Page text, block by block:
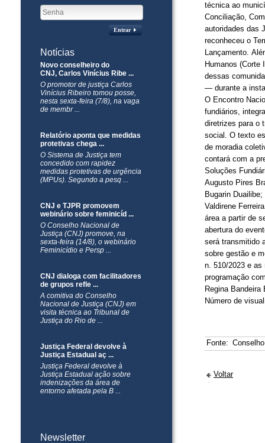
Entrar
Notícias
Novo conselheiro do
CNJ, Carlos Vinícius Ribe ...
O promotor de justiça Carlos
Vinícius Ribeiro tomou posse,
nesta sexta-feira (7/8), na vaga
de membr ...
Relatório aponta que medidas
protetivas chega ...
O Sistema de Justiça tem
concedido com rapidez
medidas protetivas de urgência
(MPUs). Segundo a pesq ...
CNJ e TJPR promovem
webinário sobre feminicíd ...
O Conselho Nacional de
Justiça (CNJ) promove, na
sexta-feira (14/8), o webinário
Feminicídio e Persp ...
CNJ dialoga com facilitadores
de grupos refle ...
A comitiva do Conselho
Nacional de Justiça (CNJ) em
visita técnica ao Tribunal de
Justiça do Rio de ...
Justiça Federal devolve à
Justiça Estadual aç ...
Justiça Federal devolve à
Justiça Estadual ação sobre
indenizações da área de
entorno afetada pela B ...
Newsletter
técnica ao
Conciliação,
autoridades das
reconheceu o
Lançamento.
Humanos (Corte
dessas
— durante a
O Encontro
fundiários,
diretrizes para o
social. O texto
de moradia
contará com a
Soluções
Augusto Pires
Bugarin
Valdirene
área a partir de
abertura do
será transmitido
sobre gestão e
n. 510/2023 e
programação
Regina
Número de
Fonte:
Voltar